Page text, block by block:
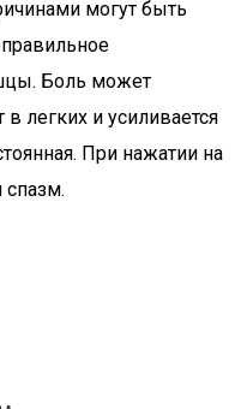
могут быть
Боль может
легких и усиливается
При нажатии на